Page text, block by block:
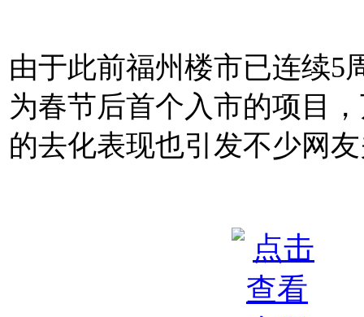
由于此前福州楼市已连续5
为春节后首个入市的项目
的去化表现也引发不少网